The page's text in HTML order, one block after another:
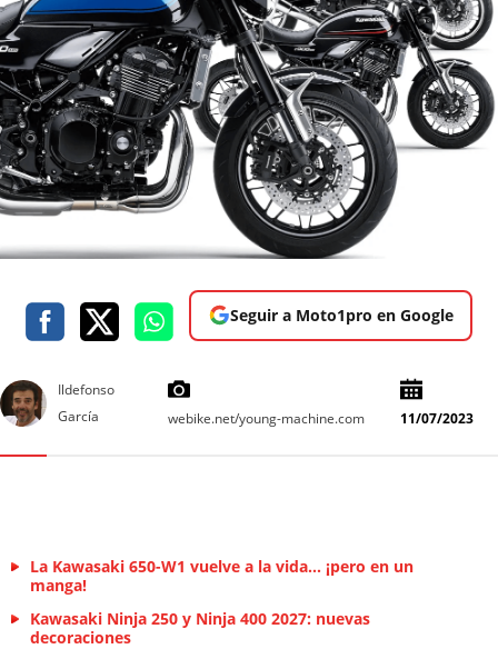
Seguir a Moto1pro en Google
Ildefonso
García
webike.net/young-machine.com 11/07/2023
La Kawasaki 650-W1 vuelve a la vida... ¡pero en un
manga!
Kawasaki Ninja 250 y Ninja 400 2027: nuevas
decoraciones